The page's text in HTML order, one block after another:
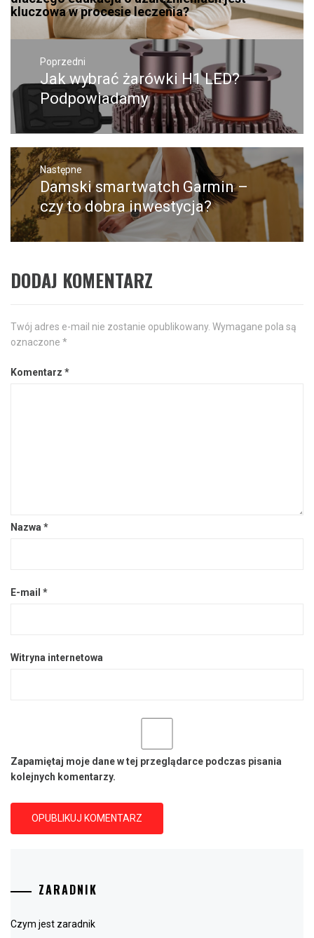
kluczowa w procesie leczenia?
Nawigacja
wpisuPoprzedni
Poprzedni
wpis:
Jak wybrać żarówki H1 LED?
Podpowiadamy
Następne
Następny
post:
Damski smartwatch Garmin –
czy to dobra inwestycja?
DODAJ KOMENTARZ
Twój adres e-mail nie zostanie opublikowany. Wymagane pola są
oznaczone *
Komentarz *
Nazwa*
E-mail *
Witryna internetowa
Zapamiętaj moje dane w tej przeglądarce podczas pisania
kolejnych komentarzy.
ZARADNIK
Czym jest zaradnik